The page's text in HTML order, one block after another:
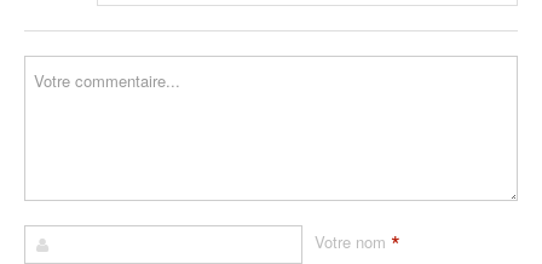
Votre nom *